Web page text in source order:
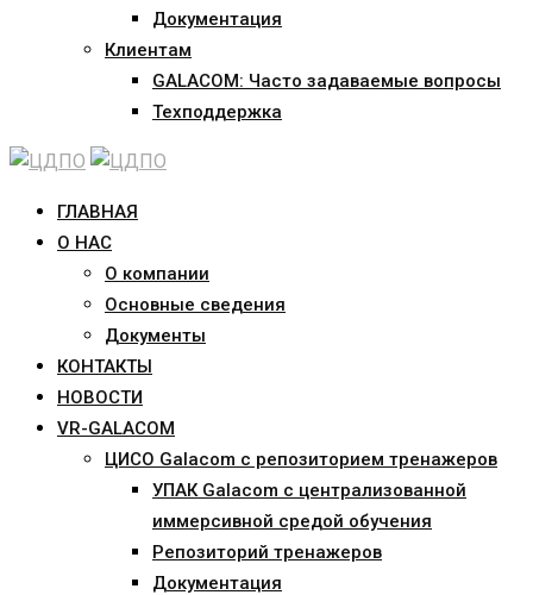
Документация
Клиентам
GALACOM: Часто задаваемые вопросы
Техподдержка
ГЛАВНАЯ
О НАС
О компании
Основные сведения
Документы
КОНТАКТЫ
НОВОСТИ
VR-GALACOM
ЦИСО Galacom с репозиторием тренажеров
УПАК Galacom с централизованной
иммерсивной средой обучения
Репозиторий тренажеров
Документация